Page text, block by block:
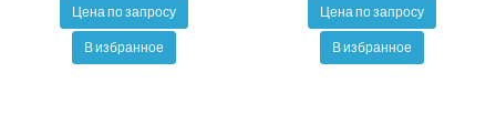
Цена по запросу
В избранное
Цена по запросу
В избранное